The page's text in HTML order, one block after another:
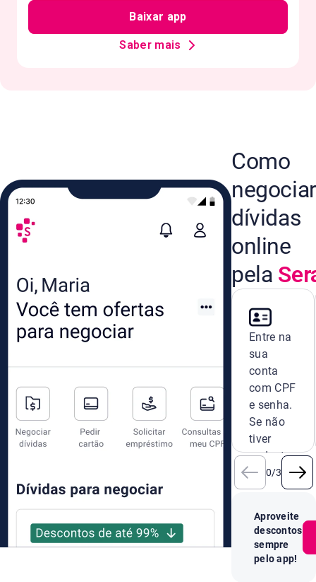
Baixar app
Saber mais
Como
negociar
dívidas
online
pela
Entre na
sua
conta
com CPF
e senha.
Se não
tiver
cadastro,
crie um
novo na
0/3
Aproveite
descontos
sempre
pelo app!